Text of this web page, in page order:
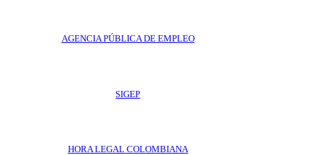
AGENCIA PÚBLICA DE EMPLEO
SIGEP
HORA LEGAL COLOMBIANA